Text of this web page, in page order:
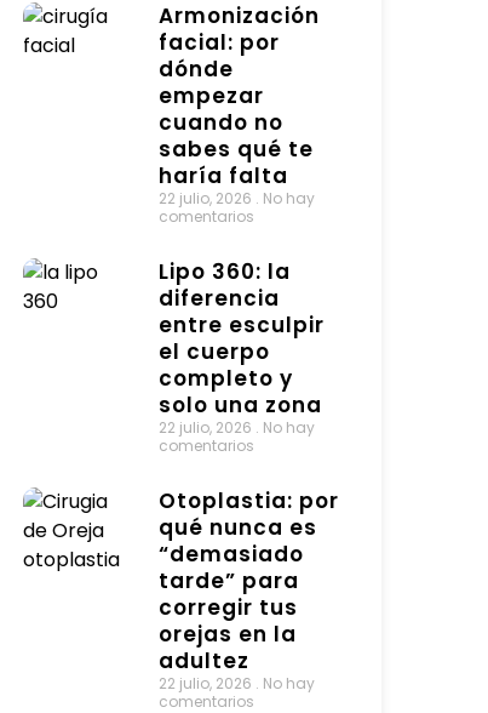
Armonización
facial: por
dónde
empezar
cuando no
sabes qué te
haría falta
22 julio, 2026
No hay
comentarios
Lipo 360: la
diferencia
entre esculpir
el cuerpo
completo y
solo una zona
22 julio, 2026
No hay
comentarios
Otoplastia: por
qué nunca es
“demasiado
tarde” para
corregir tus
orejas en la
adultez
22 julio, 2026
No hay
comentarios